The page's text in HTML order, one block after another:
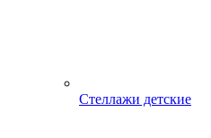
Стеллажи детские